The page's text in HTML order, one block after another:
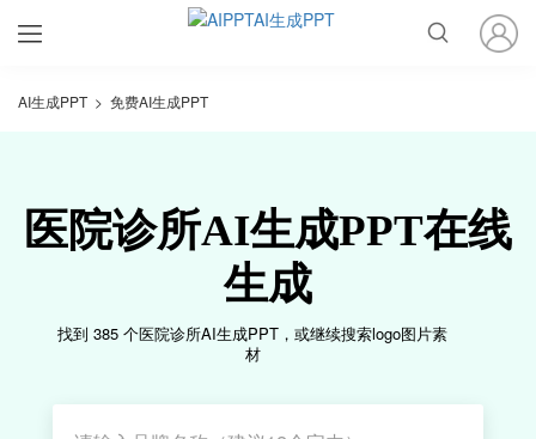
AI生成PPT > 免费AI生成PPT
医院诊所AI生成PPT在线
生成
找到 385 个医院诊所AI生成PPT，或继续搜索logo图片素
材